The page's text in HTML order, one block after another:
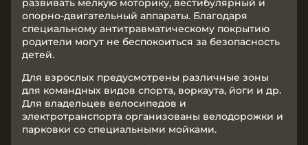
развивать мелкую моторику, вестибулярный и
опорно-двигательный аппараты. Благодаря
специальному антитравматическому покрытию
родители могут не беспокоиться за безопасность
детей.
Для взрослых предусмотрены различные зоны
для командных видов спорта, воркаута, йоги и др.
Для владельцев велосипедов и
электротранспорта организованы велодорожки и
парковки со специальными мойками.